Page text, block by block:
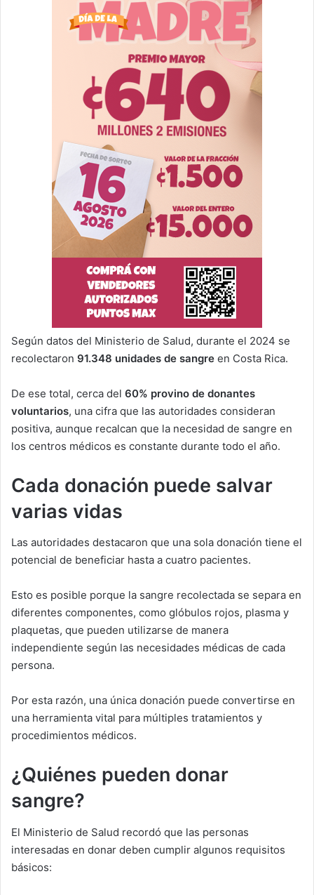
Según datos del Ministerio de Salud, durante el 2024 se
recolectaron 91.348 unidades de sangre en Costa Rica.
De ese total, cerca del 60% provino de donantes
voluntarios, una cifra que las autoridades consideran
positiva, aunque recalcan que la necesidad de sangre en
los centros médicos es constante durante todo el año.
Cada donación puede salvar
varias vidas
Las autoridades destacaron que una sola donación tiene el
potencial de beneficiar hasta a cuatro pacientes.
Esto es posible porque la sangre recolectada se separa en
diferentes componentes, como glóbulos rojos, plasma y
plaquetas, que pueden utilizarse de manera
independiente según las necesidades médicas de cada
persona.
Por esta razón, una única donación puede convertirse en
una herramienta vital para múltiples tratamientos y
procedimientos médicos.
¿Quiénes pueden donar
sangre?
El Ministerio de Salud recordó que las personas
interesadas en donar deben cumplir algunos requisitos
básicos: